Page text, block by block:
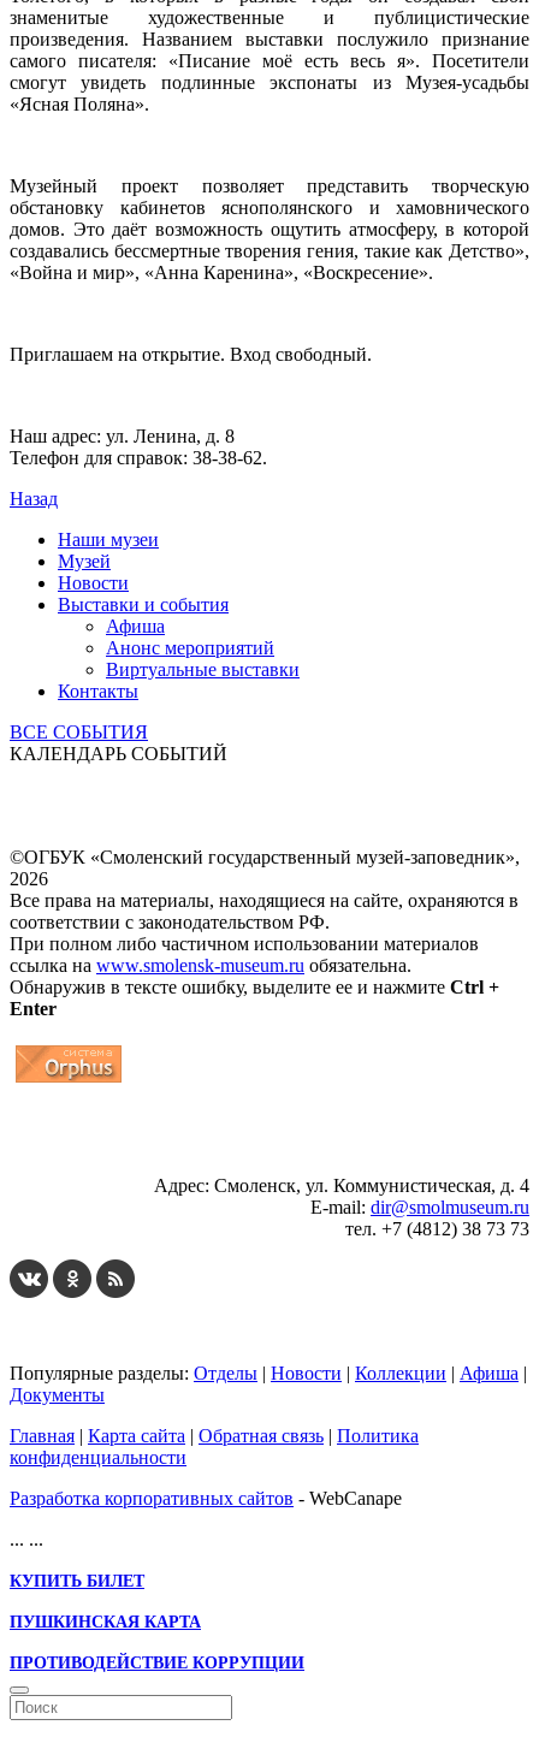
знаменитые художественные и публицистические
произведения. Названием выставки послужило признание
самого писателя: «Писание моё есть весь я». Посетители
смогут увидеть подлинные экспонаты из Музея-усадьбы
«Ясная Поляна».
Музейный проект позволяет представить творческую
обстановку кабинетов яснополянского и хамовнического
домов. Это даёт возможность ощутить атмосферу, в которой
создавались бессмертные творения гения, такие как Детство»,
«Война и мир», «Анна Каренина», «Воскресение».
Приглашаем на открытие. Вход свободный.
Наш адрес: ул. Ленина, д. 8
Телефон для справок: 38-38-62.
Назад
Наши музеи
Музей
Новости
Выставки и события
Афиша
Анонс мероприятий
Виртуальные выставки
Контакты
ВСЕ СОБЫТИЯ
КАЛЕНДАРЬ СОБЫТИЙ
©ОГБУК «Смоленский государственный музей-заповедник»,
2026
Все права на материалы, находящиеся на сайте, охраняются в
соответствии с законодательством РФ.
При полном либо частичном использовании материалов
ссылка на www.smolensk-museum.ru обязательна.
Обнаружив в тексте ошибку, выделите ее и нажмите Ctrl +
Enter
Адрес: Смоленск, ул. Коммунистическая, д. 4
E-mail: dir@smolmuseum.ru
тел. +7 (4812) 38 73 73
Популярные разделы: Отделы | Новости | Коллекции | Афиша |
Документы
Главная | Карта сайта | Обратная связь | Политика
конфиденциальности
Разработка корпоративных сайтов - WebCanape
... ...
КУПИТЬ БИЛЕТ
ПУШКИНСКАЯ КАРТА
ПРОТИВОДЕЙСТВИЕ КОРРУПЦИИ